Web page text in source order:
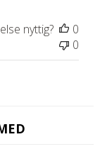
nyttig?
0
0